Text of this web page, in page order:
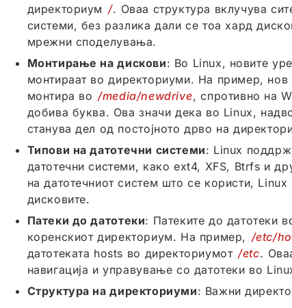
директориум /. Оваа структура вклучува
системи, без разлика дали се тоа хард
мрежни споделувања.
Монтирање на дискови: Во Linux, новите
монтираат во директориуми. На пример,
монтира во /media/newdrive, спротивно на
добива буква. Ова значи дека во Linux,
станува дел од постојното дрво на
Типови на датотечни системи: Linux
датотечни системи, како ext4, XFS, Btrfs и
на датотечниот систем што се користи,
дисковите.
Патеки до датотеки: Патеките до датотеки
коренскиот директориум. На пример, /etc/
датотеката hosts во директориумот /etc.
навигација и управување со датотеки во
Структура на директориуми: Важни